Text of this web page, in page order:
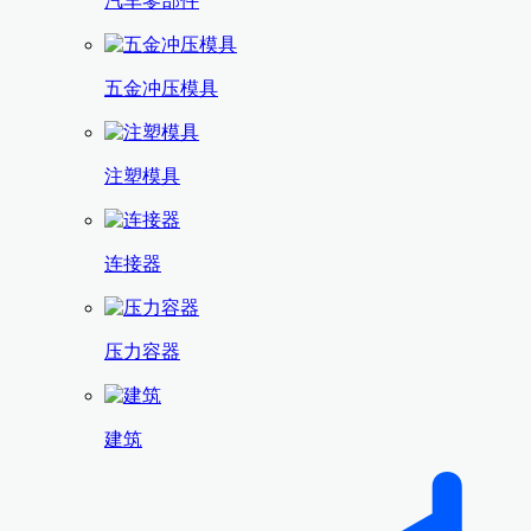
五金冲压模具
注塑模具
连接器
压力容器
建筑